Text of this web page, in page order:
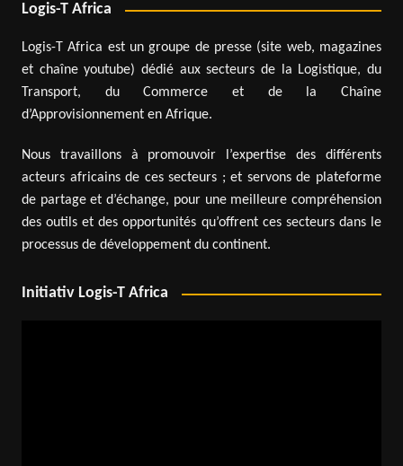
Logis-T Africa
Logis-T Africa est un groupe de presse (site web, magazines
et chaîne youtube) dédié aux secteurs de la Logistique, du
Transport, du Commerce et de la Chaîne
d’Approvisionnement en Afrique.
Nous travaillons à promouvoir l’expertise des différents
acteurs africains de ces secteurs ; et servons de plateforme
de partage et d’échange, pour une meilleure compréhension
des outils et des opportunités qu’offrent ces secteurs dans le
processus de développement du continent.
Initiativ Logis-T Africa